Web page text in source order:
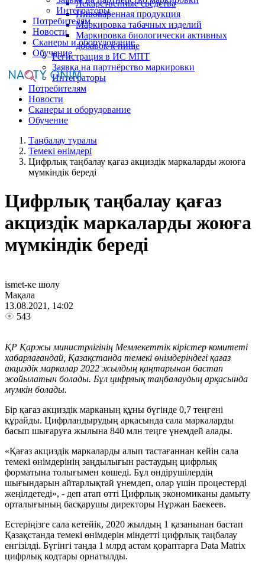
Интеграторы
Потребителям
Новости
Сканеры и оборудование
Обучение
Лекарственные средства
Пивоваренная продукция
Маркировка табачных изделий
Маркировка биологически активных
добавок к пище
Регистрация в ИС МПТ
Заявка на партнёрство маркировки
Интеграторы
Потребителям
Новости
Сканеры и оборудование
Обучение
Таңбалау туралы
Темекі өнімдері
Цифрлық таңбалау қағаз акциздік маркаларды жоюға
мүмкіндік береді
Цифрлық таңбалау қағаз
акциздік маркаларды жоюға
мүмкіндік береді
ismet-ке шолу
Мақала
13.08.2021, 14:02
543
ҚР Қаржы министрлігінің Мемлекеттік кірістер комитеті
хабарлағандай, Қазақстанда темекі өнімдеріндегі қағаз
акциздік маркалар 2022 жылдың қаңтарынан бастап
жойылатын болады. Бұл цифрлық таңбалаудың арқасында
мүмкін болады.
Бір қағаз акциздік марканың құны бүгінде 0,7 теңгені
құрайды. Цифрландырудың арқасында сала маркаларды
басып шығаруға жылына 840 млн теңге үнемдей алады.
«Қағаз акциздік маркаларды алып тастағаннан кейін сала
темекі өнімдерінің заңдылығын растаудың цифрлық
форматына толығымен көшеді. Бұл өндірушілердің
шығындарын айтарлықтай үнемдеп, олар үшін процестерді
жеңілдетеді», - деп атап өтті Цифрлық экономиканы дамыту
орталығының басқарушы директоры Нұржан Баекеев.
Естеріңізге сала кетейік, 2020 жылдың 1 қазанынан бастап
Қазақстанда темекі өнімдерін міндетті цифрлық таңбалау
енгізілді. Бүгінгі таңда 1 млрд астам қораптарға Data Matrix
цифрлық кодтары орнатылды.